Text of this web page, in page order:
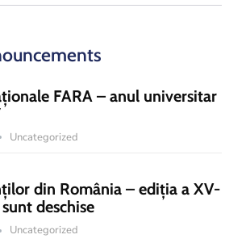
FARA – anul universitar
Uncategorized
din România – ediția a XV-
deschise
Uncategorized